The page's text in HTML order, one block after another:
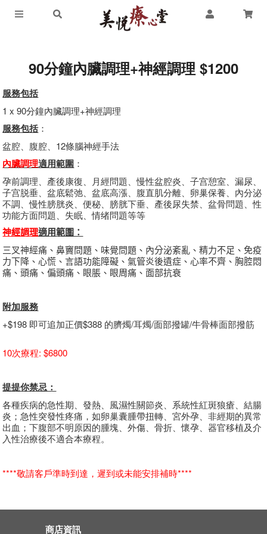
90分鐘內臟調理+神經調理 $1200
服務包括
1 x 90分鐘內臟調理+神經調理
服務包括：
盆腔、腹腔、12條腦神經手法
內臟調理適用範圍 ：
孕前調理、產後康復、月經問題、慢性盆腔炎、子宫憩室、漏尿、
子宫脱垂、盆底鬆弛、盆底高漲、腹直肌分離、卵巢保養、內分泌
不調、慢性膀胱炎、便秘、膀胱下垂、產後尿失禁、盆骨問題、性
功能方面問題、失眠、情绪問題等等
神經調理適用範圍：
三叉神經痛、鼻竇問題、味覺問題、內分泌紊亂、精力不足、免疫
力下降、心慌、言語功能障礙、氣管炎後遺症、心率不齊、胸腔悶
痛、頭痛、偏頭痛、眼脹、眼周痛、面部抗衰
附加服務
+$198 即可追加正價$388 的臍燭/耳燭/面部撥罐/牛骨棒面部撥筋
10次療程: $6800
提提你禁忌：
各種疾病的急性期、發熱、風濕性關節炎、系統性紅斑狼瘡、結腸
炎；急性突發性疼痛，如卵巢囊腫帶扭轉、宮外孕、非經期的異常
出血；下腹部不明原因的腫塊、外傷、骨折、懷孕、器官移植及介
入性治療後不適合本療程。
****敬請客戶準時到達，遲到或未能安排補時****
商店資訊